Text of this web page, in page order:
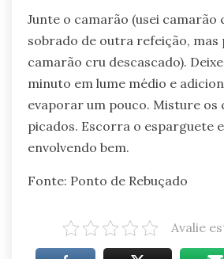
Junte o camarão (usei camarão
sobrado de outra refeição, mas
camarão cru descascado).
minuto em lume médio e
evaporar um pouco. Misture os
picados. Escorra o esparguete
envolvendo bem.
Fonte: Ponto de Rebuçado
Avalie